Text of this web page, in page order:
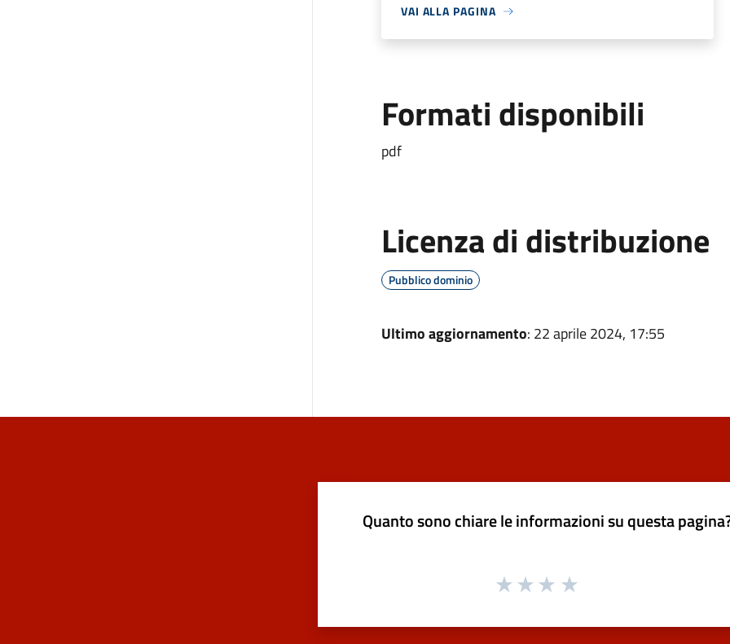
VAI ALLA PAGINA
Formati disponibili
pdf
Licenza di distribuzione
Pubblico dominio
Ultimo aggiornamento: 22 aprile 2024, 17:55
Quanto sono chiare le informazioni su questa